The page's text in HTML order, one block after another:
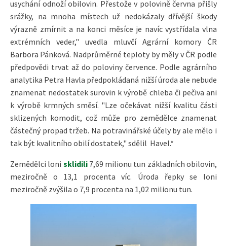
usychání odnoží obilovin. Přestože v polovině června přišly
srážky, na mnoha místech už nedokázaly dřívější škody
výrazně zmírnit a na konci měsíce je navíc vystřídala vlna
extrémních veder," uvedla mluvčí Agrární komory ČR
Barbora Pánková. Nadprůměrné teploty by měly v ČR podle
předpovědi trvat až do poloviny července. Podle agrárního
analytika Petra Havla předpokládaná nižší úroda ale nebude
znamenat nedostatek surovin k výrobě chleba či pečiva ani
k výrobě krmných směsí. "Lze očekávat nižší kvalitu části
sklizených komodit, což může pro zemědělce znamenat
částečný propad tržeb. Na potravinářské účely by ale mělo i
tak být kvalitního obilí dostatek," sdělil Havel.*
Zemědělci loni sklidili 7,69 milionu tun základních obilovin,
meziročně o 13,1 procenta víc. Úroda řepky se loni
meziročně zvýšila o 7,9 procenta na 1,02 milionu tun.